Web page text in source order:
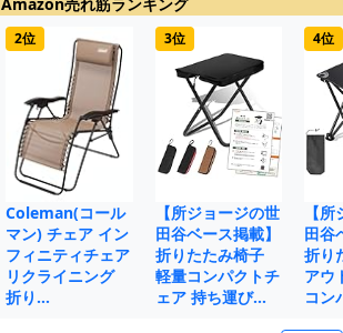
2位
Coleman(コール
マン) チェア イン
フィニティチェア
リクライニング
折り…
3位
【所ジョージの世
田谷ベース掲載】
折りたたみ椅子
軽量コンパクトチ
ェア 持ち運び…
4位
【
田谷
折り
アウ
コン